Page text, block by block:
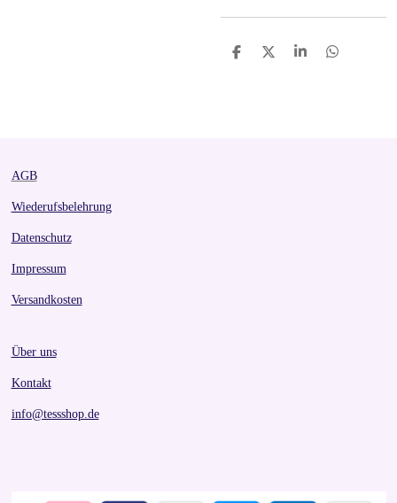
S
S
S
S
AGB
Wiederufsbelehrung
Datenschutz
Impressum
Versandkosten
Über uns
Kontakt
info@tessshop.de